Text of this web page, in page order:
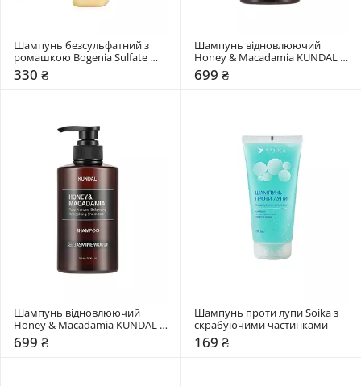
Шампунь безсульфатний з
ромашкою Bogenia Sulfate
Free
330 ₴
Шампунь відновлюючий
Honey & Macadamia KUNDAL
Amber Woody
699 ₴
Шампунь відновлюючий
Honey & Macadamia KUNDAL
Aroma Edition Jasmine Woody
699 ₴
Шампунь проти лупи Soika з
скрабуючими частинками
169 ₴